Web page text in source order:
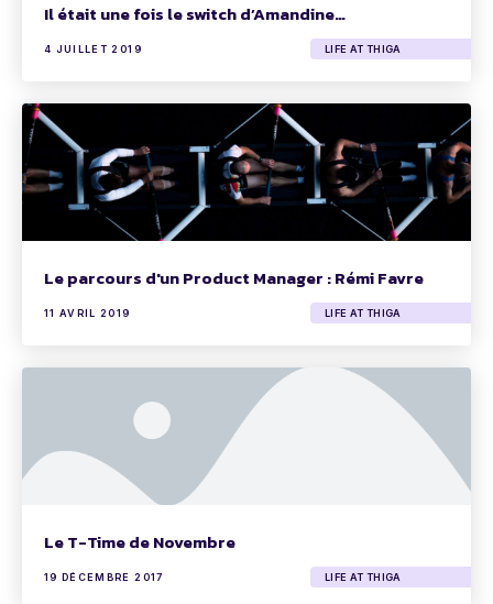
Il était une fois le switch d’Amandine…
4 JUILLET 2019 LIFE AT THIGA
Le parcours d'un Product Manager : Rémi Favre
11 AVRIL 2019 LIFE AT THIGA
Le T-Time de Novembre
19 DÉCEMBRE 2017 LIFE AT THIGA